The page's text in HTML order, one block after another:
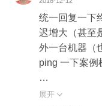
统一回复一下
迟增大（甚至
外一台机器（
ping 一下案例
hping3 运行前
展开 